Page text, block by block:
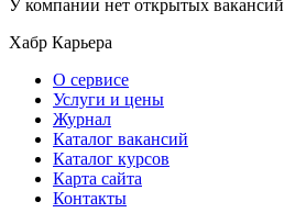
У компании нет открытых вакансий
Хабр Карьера
О сервисе
Услуги и цены
Журнал
Каталог вакансий
Каталог курсов
Карта сайта
Контакты